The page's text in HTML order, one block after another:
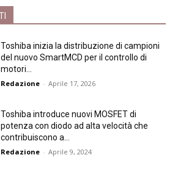
Toshiba inizia la distribuzione di campioni
del nuovo SmartMCD per il controllo di
motori...
Redazione - Aprile 17, 2026
Toshiba introduce nuovi MOSFET di
potenza con diodo ad alta velocità che
contribuiscono a...
Redazione - Aprile 9, 2024